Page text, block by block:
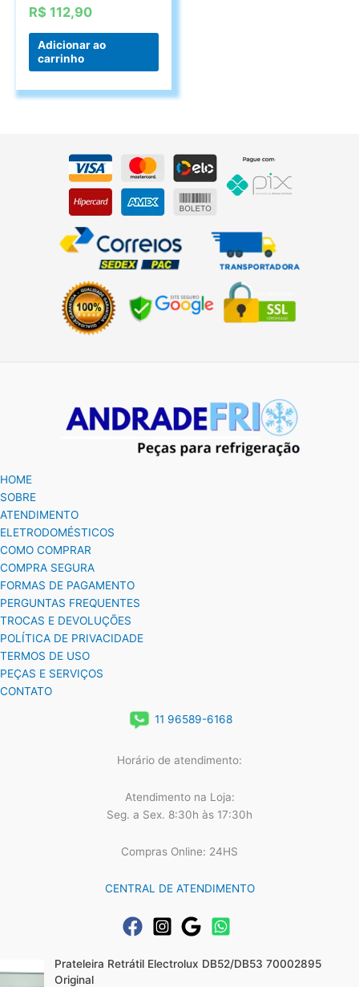
R$ 112,90
Adicionar ao
carrinho
HOME
SOBRE
ATENDIMENTO
ELETRODOMÉSTICOS
COMO COMPRAR
COMPRA SEGURA
FORMAS DE PAGAMENTO
PERGUNTAS FREQUENTES
TROCAS E DEVOLUÇÕES
POLÍTICA DE PRIVACIDADE
TERMOS DE USO
PEÇAS E SERVIÇOS
CONTATO
11 96589-6168
Horário de atendimento:
Atendimento na Loja:
Seg. a Sex. 8:30h às 17:30h
Compras Online: 24HS
CENTRAL DE ATENDIMENTO
Prateleira Retrátil Electrolux DB52/DB53 70002895
Original